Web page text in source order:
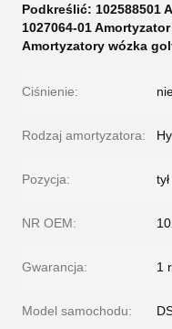
Podkreślić: 102588501
1027064-01
Amortyzatory wózka
Ciśnienie:
Rodzaj amortyzatora:
Pozycja: tył
NR OEM:
Gwarancja: 1
Model samochodu: